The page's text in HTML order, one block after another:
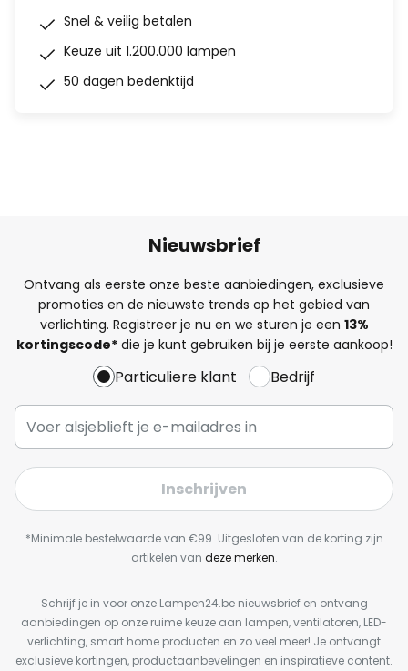
Snel & veilig betalen
Keuze uit 1.200.000 lampen
50 dagen bedenktijd
Nieuwsbrief
Ontvang als eerste onze beste aanbiedingen, exclusieve
promoties en de nieuwste trends op het gebied van
verlichting. Registreer je nu en we sturen je een 13%
kortingscode*die je kunt gebruiken bij je eerste aankoop!
Particuliere klant Bedrijf
Inschrijven
*Minimale bestelwaarde van €99. Uitgesloten van de korting zijn
artikelen van deze merken.
Schrijf je in voor onze Lampen24.be nieuwsbrief en ontvang
aanbiedingen op onze ruime keuze aan lampen, ventilatoren, LED-
verlichting, smart home producten en zo veel meer! Je ontvangt
exclusieve kortingen, productaanbevelingen en inspiratieve content.